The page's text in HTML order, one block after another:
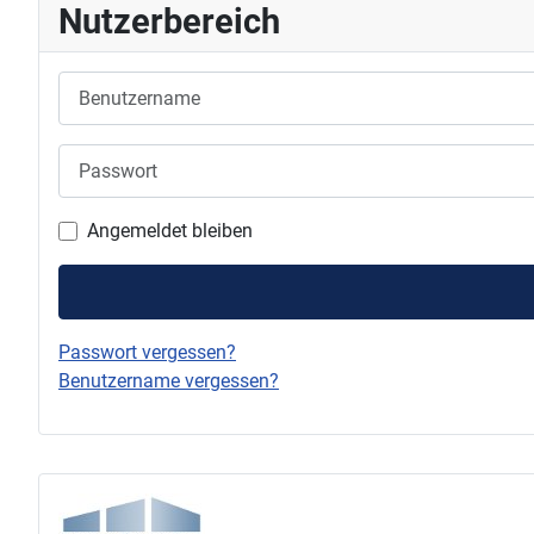
Nutzerbereich
Angemeldet bleiben
Passwort vergessen?
Benutzername vergessen?